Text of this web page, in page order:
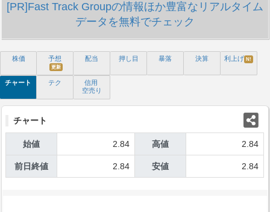
[PR]Fast Track Groupの情報ほか豊富なリアルタイム
データを無料でチェック
株価 予想
更新
配当 押し目 暴落 決算 利上げ N!
チャート テク
信用
空売り
チャート
始値 2.84 高値 2.84
前日終値 2.84 安値 2.84